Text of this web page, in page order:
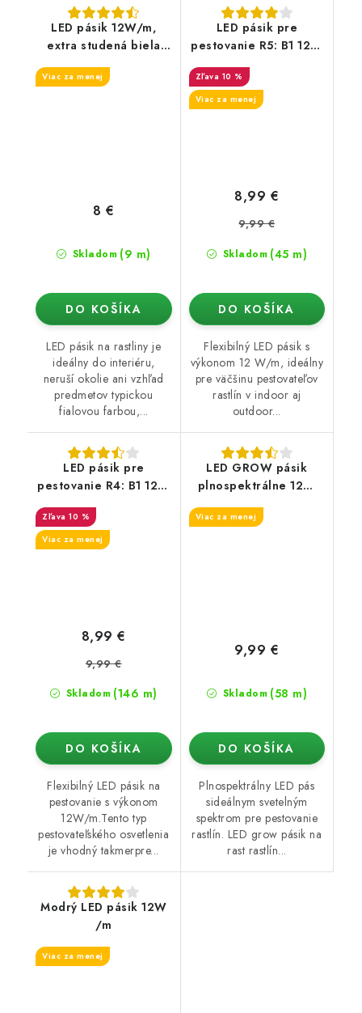
LED pásik 12W/m,
extra studená biela
11000K
Viac za menej
Skladom (9 m)
8 €
DO KOŠÍKA
LED pásik na rastliny je
ideálny do interiéru,
neruší okolie ani vzhľad
predmetov typickou
fialovou farbou,...
LED pásik pre
pestovanie R5: B1 12W
/m
10 %
Viac za menej
Skladom (45 m)
8,99 €
9,99 €
DO KOŠÍKA
Flexibilný LED pásik s
výkonom 12 W/m, ideálny
pre väčšinu pestovateľov
rastlín v indoor aj
outdoor...
LED pásik pre
pestovanie R4: B1 12W
10 %
Viac za menej
Skladom (146 m)
8,99 €
9,99 €
DO KOŠÍKA
Flexibilný LED pásik na
pestovanie s výkonom
12W/m.Tento typ
pestovateľského osvetlenia
je vhodný takmerpre...
LED GROW pásik
plnospektrálne 12W
Viac za menej
Skladom (58 m)
9,99 €
DO KOŠÍKA
Plnospektrálny LED pás
sideálnym svetelným
spektrom pre pestovanie
rastlín. LED grow pásik na
rast rastlín...
Modrý LED pásik 12W
/m
Viac za menej